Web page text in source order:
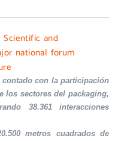
Scientific and
national forum
contado con la participación
los sectores del packaging,
38.361 interacciones
metros cuadrados de